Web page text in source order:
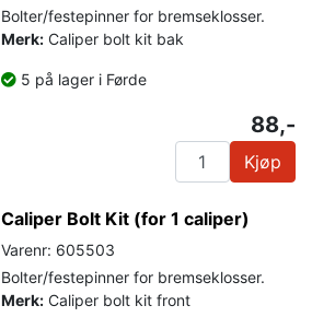
Bolter/festepinner for bremseklosser.
Merk: Caliper bolt kit bak
5 på lager i Førde
88,-
Kjøp
Caliper Bolt Kit (for 1 caliper)
Varenr: 605503
Bolter/festepinner for bremseklosser.
Merk: Caliper bolt kit front